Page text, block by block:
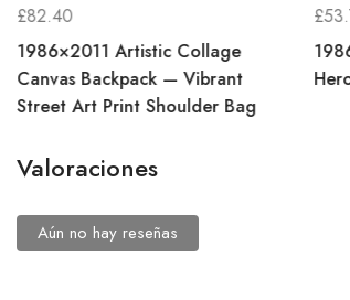
£82.40
1986×2011 Artistic Collage
Canvas Backpack — Vibrant
Street Art Print Shoulder Bag
£
Valoraciones
Aún no hay reseñas